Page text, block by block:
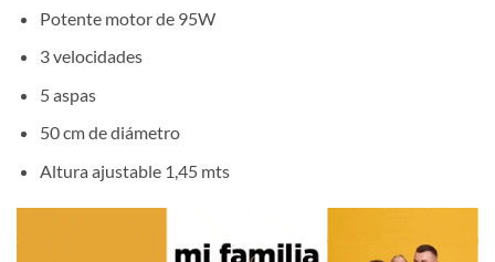
Potente motor de 95W
3 velocidades
5 aspas
50 cm de diámetro
Altura ajustable 1,45 mts